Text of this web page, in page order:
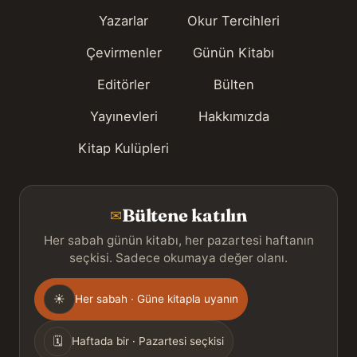
Yazarlar
Çevirmenler
Editörler
Yayınevleri
Kitap Kulüpleri
Okur Tercihleri
Günün Kitabı
Bülten
Hakkımızda
✉Bültene katılın
Her sabah günün kitabı, her pazartesi haftanın
seçkisi. Sadece okumaya değer olanı.
Gönderim
sıklığı
☀ Her sabah · Güne kitapla uyanın
🗓 Haftada bir · Pazartesi seçkisi